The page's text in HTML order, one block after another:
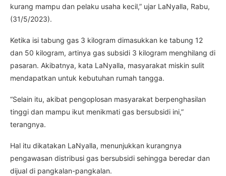
kurang mampu dan pelaku usaha kecil,” ujar LaNyalla, Rabu,
(31/5/2023).
Ketika isi tabung gas 3 kilogram dimasukkan ke tabung 12
dan 50 kilogram, artinya gas subsidi 3 kilogram menghilang di
pasaran. Akibatnya, kata LaNyalla, masyarakat miskin sulit
mendapatkan untuk kebutuhan rumah tangga.
“Selain itu, akibat pengoplosan masyarakat berpenghasilan
tinggi dan mampu ikut menikmati gas bersubsidi ini,”
terangnya.
Hal itu dikatakan LaNyalla, menunjukkan kurangnya
pengawasan distribusi gas bersubsidi sehingga beredar dan
dijual di pangkalan-pangkalan.